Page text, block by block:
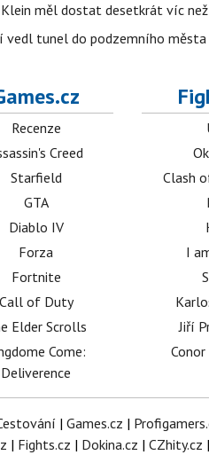
měl dostat desetkrát víc než
vedl tunel do podzemního
Recenze
Creed
Starfield
GTA
Diablo IV
Forza
Fortnite
Call of Duty
Elder Scrolls
Come:
Deliverence
Clash
I
Jiří
| Games.cz |
| Fights.cz | Dokina.cz | CZhity.cz |